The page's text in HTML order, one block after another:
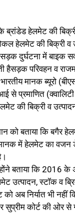
ब्रांडेड हेलमेट की
हेलमेट की बिक्री व
दुर्घटना में बाइक
परिवहन व
मानक ब्यूरो
से प्रमाणित
की बिक्री व
को बताया कि बगैर
में हेलमेट का
बताया कि 2016
उत्पादन, स्टॉक व
अब निर्यात भी नहीं
कोर्ट की ओर से